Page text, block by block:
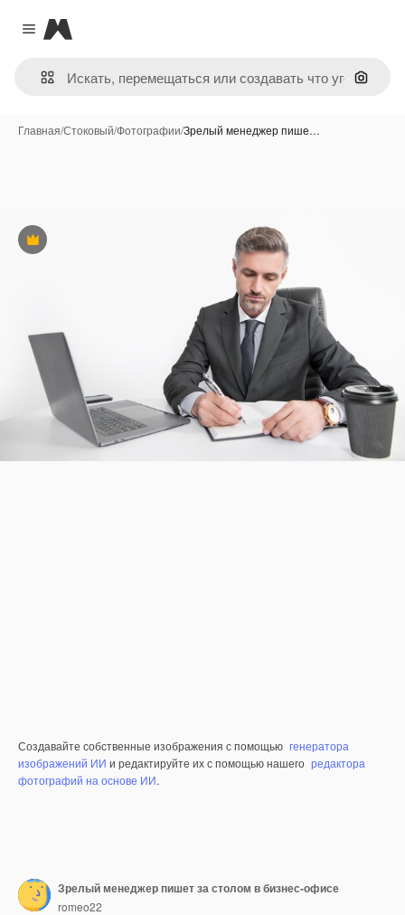
Close menu
Magnific
Поиск
Главная/Стоковый/Фотографии/Зрелый менеджер пише…
Премиум
Создавайте собственные изображения с помощью генератора
изображений ИИ и редактируйте их с помощью нашего редактора
фотографий на основе ИИ.
Зрелый менеджер пишет за столом в бизнес-офисе
romeo22